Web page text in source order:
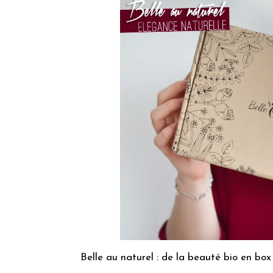
Belle au naturel : de la beauté bio en box